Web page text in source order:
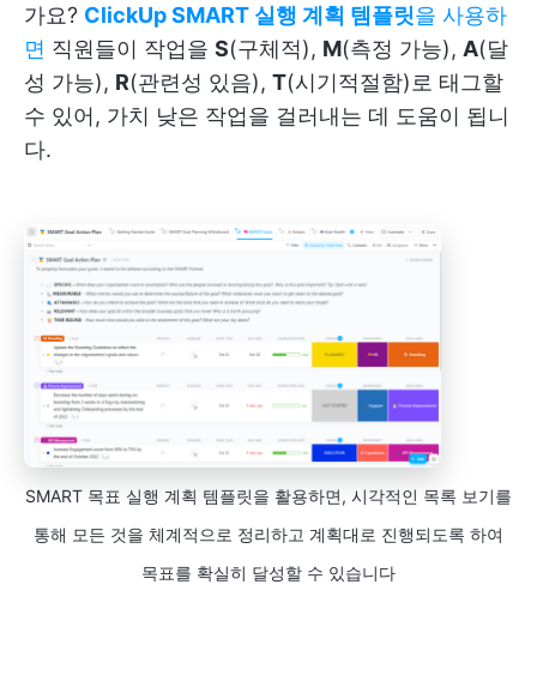
가요? ClickUp SMART 실행 계획 템플릿을 사용하
면 직원들이 작업을 S(구체적), M(측정 가능), A(달
성 가능), R(관련성 있음), T(시기적절함)로 태그할
수 있어, 가치 낮은 작업을 걸러내는 데 도움이 됩니
다.
SMART 목표 실행 계획 템플릿을 활용하면, 시각적인 목록 보기를
통해 모든 것을 체계적으로 정리하고 계획대로 진행되도록 하여
목표를 확실히 달성할 수 있습니다